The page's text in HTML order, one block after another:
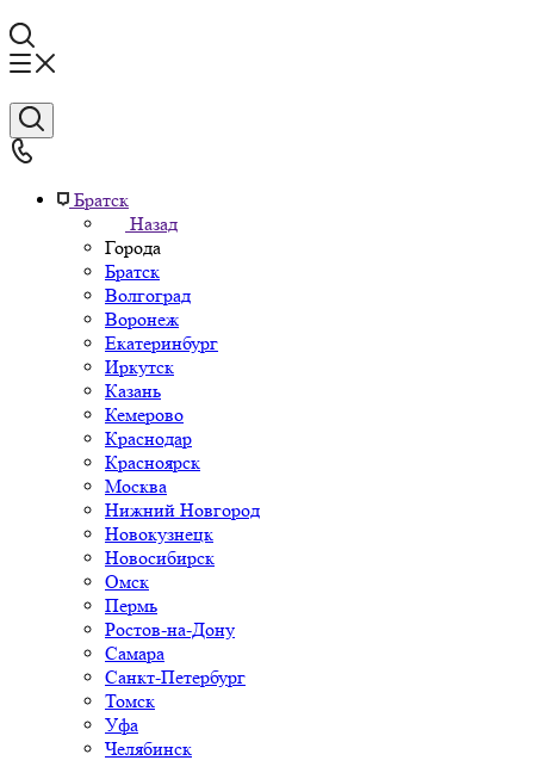
Братск
Назад
Города
Братск
Волгоград
Воронеж
Екатеринбург
Иркутск
Казань
Кемерово
Краснодар
Красноярск
Москва
Нижний Новгород
Новокузнецк
Новосибирск
Омск
Пермь
Ростов-на-Дону
Самара
Санкт-Петербург
Томск
Уфа
Челябинск